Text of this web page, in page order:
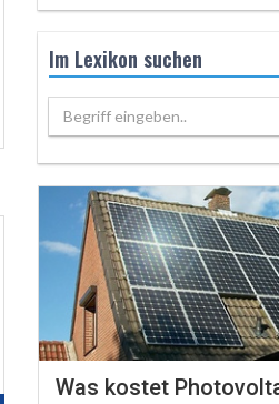
Im Lexikon suchen
Begriff eingeben..